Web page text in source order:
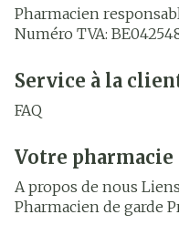
Pharmacien
Numéro TVA:
Service à la
FAQ
Votre pharmacie
A propos de nous
Pharmacien de garde